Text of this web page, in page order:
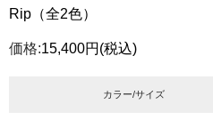
Rip（全2色）
価格:15,400円 (税込)
カラー/サイズ